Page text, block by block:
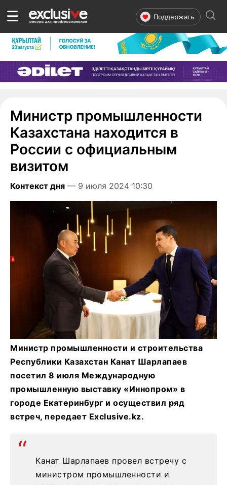
☰ Поддержать
Министр промышленности
Казахстана находится в
России с официальным
визитом
Контекст дня — 9 июля 2024 10:30
Министр промышленности и строительства
Республики Казахстан Канат Шарлапаев
посетил 8 июля Международную
промышленную выставку «Иннопром» в
городе Екатеринбург и осуществил ряд
встреч, передает Exclusive.kz.
Канат Шарлапаев провел встречу с
министром промышленности и